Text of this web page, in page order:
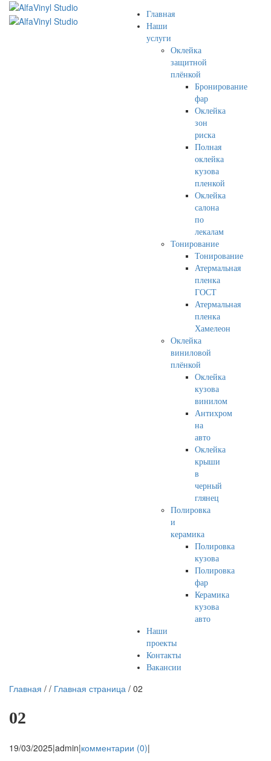
Главная
Наши
услуги
Оклейка
защитной
плёнкой
Бронирование
фар
Оклейка
зон
риска
Полная
оклейка
кузова
пленкой
Оклейка
салона
по
лекалам
Тонирование
Тонирование
Атермальная
пленка
ГОСТ
Атермальная
пленка
Хамелеон
Оклейка
виниловой
плёнкой
Оклейка
кузова
винилом
Антихром
на
авто
Оклейка
крыши
в
черный
глянец
Полировка
и
керамика
Полировка
кузова
Полировка
фар
Керамика
кузова
авто
Наши
проекты
Контакты
Вакансии
Главная / / Главная страница / 02
02
19/03/2025|admin|комментарии (0)|